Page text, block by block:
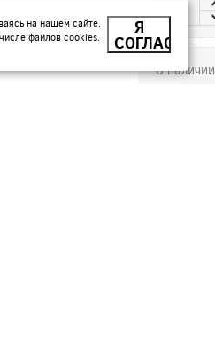
В наличии
на нашем сайте,
файлов cookies. Я
СОГЛАСЕН